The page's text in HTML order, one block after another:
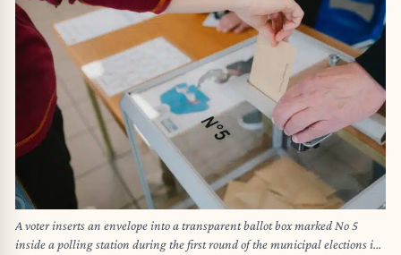
A voter inserts an envelope into a transparent ballot box marked No 5
inside a polling station during the first round of the municipal elections in